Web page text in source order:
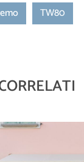
TW80